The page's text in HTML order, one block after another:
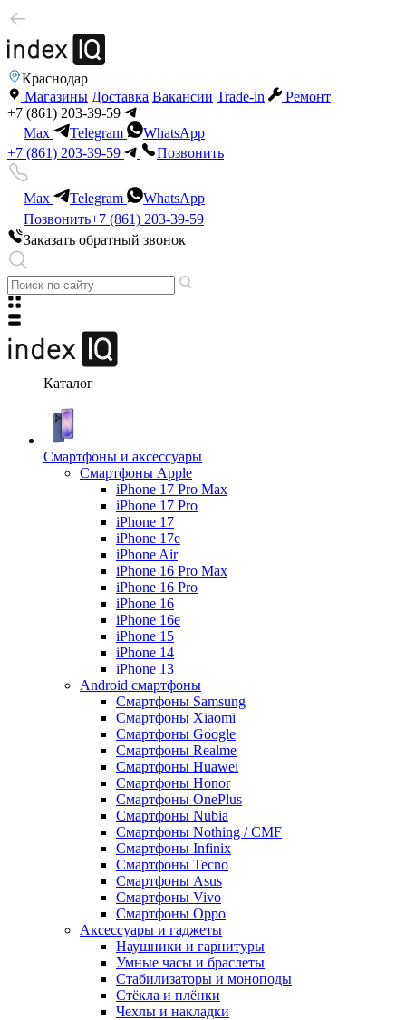
Краснодар
Магазины Доставка Вакансии Trade-in
Ремонт
+7 (861) 203-39-59
Max
Telegram
WhatsApp
+7 (861) 203-39-59
Позвонить
Max Telegram
WhatsApp
Позвонить+7 (861) 203-39-59
Заказать обратный звонок
Каталог
Смартфоны и аксессуары
Смартфоны Apple
iPhone 17 Pro Max
iPhone 17 Pro
iPhone 17
iPhone 17e
iPhone Air
iPhone 16 Pro Max
iPhone 16 Pro
iPhone 16
iPhone 16e
iPhone 15
iPhone 14
iPhone 13
Android cмартфоны
Смартфоны Samsung
Смартфоны Xiaomi
Смартфоны Google
Смартфоны Realme
Смартфоны Huawei
Смартфоны Honor
Смартфоны OnePlus
Смартфоны Nubia
Смартфоны Nothing / CMF
Смартфоны Infinix
Смартфоны Tecno
Смартфоны Asus
Смартфоны Vivo
Смартфоны Oppo
Аксессуары и гаджеты
Наушники и гарнитуры
Умные часы и браслеты
Стабилизаторы и моноподы
Стёкла и плёнки
Чехлы и накладки